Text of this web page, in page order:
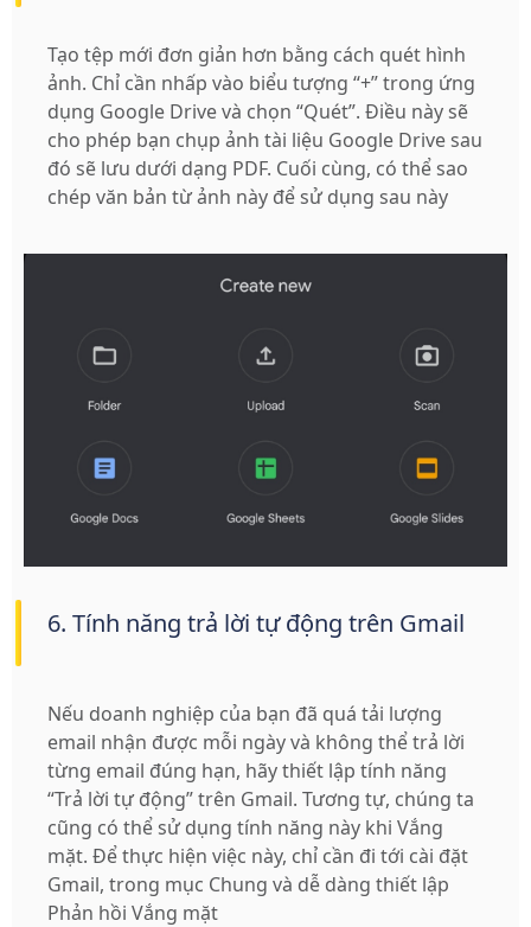
Tạo tệp mới đơn giản hơn bằng cách quét hình
ảnh. Chỉ cần nhấp vào biểu tượng “+” trong ứng
dụng Google Drive và chọn “Quét”. Điều này sẽ
cho phép bạn chụp ảnh tài liệu Google Drive sau
đó sẽ lưu dưới dạng PDF. Cuối cùng, có thể sao
chép văn bản từ ảnh này để sử dụng sau này
6. Tính năng trả lời tự động trên Gmail
Nếu doanh nghiệp của bạn đã quá tải lượng
email nhận được mỗi ngày và không thể trả lời
từng email đúng hạn, hãy thiết lập tính năng
“Trả lời tự động” trên Gmail. Tương tự, chúng ta
cũng có thể sử dụng tính năng này khi Vắng
mặt. Để thực hiện việc này, chỉ cần đi tới cài đặt
Gmail, trong mục Chung và dễ dàng thiết lập
Phản hồi Vắng mặt